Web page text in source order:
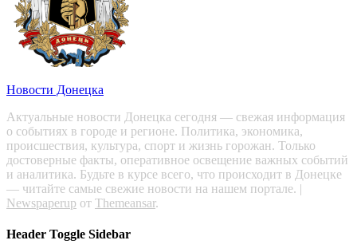
Новости Донецка
Актуальные новости Донецка сегодня — свежая информация
о событиях в городе и регионе. Политика, экономика,
происшествия, культура, спорт и жизнь горожан. Только
достоверные факты, оперативное освещение важных событий
и аналитика. Будьте в курсе всего, что происходит в Донецке
— читайте самые свежие новости на нашем портале. |
Newspaperup от Themeansar.
Header Toggle Sidebar